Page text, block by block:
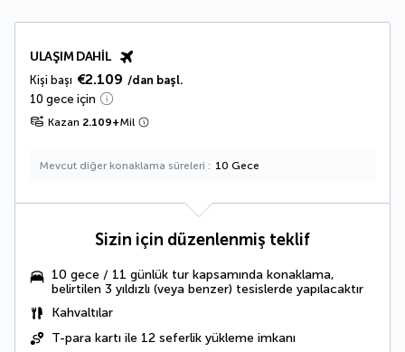
ULAŞIM DAHIL
Kişi başı €2.109 /dan başl.
10 gece için
Kazan 2.109+Mil
Mevcut diğer konaklama süreleri 10 Gece
Sizin için düzenlenmiş teklif
10 gece / 11 günlük tur kapsamında konaklama,
belirtilen 3 yıldızlı (veya benzer) tesislerde yapılacaktır
Kahvaltılar
T-para kartı ile 12 seferlik yükleme imkanı